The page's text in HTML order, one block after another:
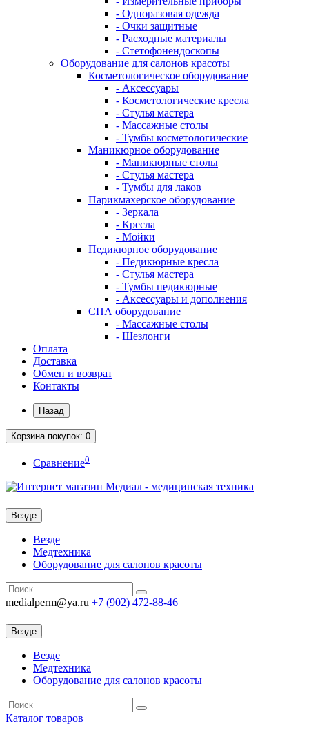
- Одноразовая одежда
- Очки защитные
- Расходные материалы
- Стетофонендоскопы
Оборудование для салонов красоты
Косметологическое оборудование
- Аксессуары
- Косметологические кресла
- Стулья мастера
- Массажные столы
- Тумбы косметологические
Маникюрное оборудование
- Маникюрные столы
- Стулья мастера
- Тумбы для лаков
Парикмахерское оборудование
- Зеркала
- Кресла
- Мойки
Педикюрное оборудование
- Педикюрные кресла
- Стулья мастера
- Тумбы педикюрные
- Аксессуары и дополнения
СПА оборудование
- Массажные столы
- Шезлонги
Оплата
Доставка
Обмен и возврат
Контакты
Назад
Корзинапокупок: 0
Сравнение0
Везде
Везде
Медтехника
Оборудование для салонов красоты
medialperm@ya.ru +7 (902) 472-88-46
Везде
Везде
Медтехника
Оборудование для салонов красоты
Каталог товаров